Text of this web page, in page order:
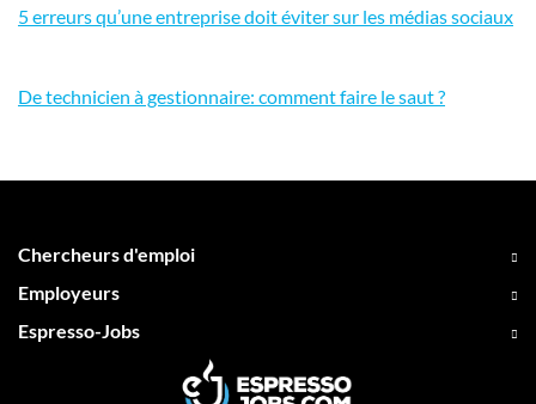
5 erreurs qu’une entreprise doit éviter sur les médias sociaux
De technicien à gestionnaire: comment faire le saut ?
Chercheurs d'emploi
Employeurs
Espresso-Jobs